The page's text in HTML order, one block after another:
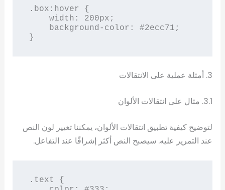
.box:hover {
}
3. أمثلة عملية على الانتقالات
3.1. مثال على انتقالات الألوان
لتوضيح كيفية تطبيق انتقالات الألوان، يمكننا تغيير لون النص
عند التمرير عليه. سيصبح النص أكثر إشراقًا عند التفاعل.
.text {